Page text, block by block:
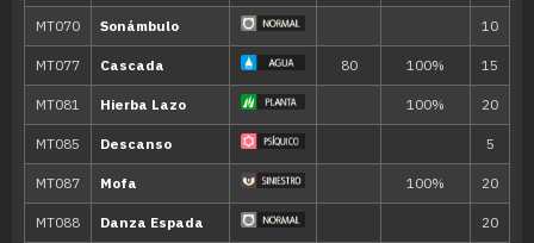
MT184 Onda Vacío 40
MT196 Viraje 60
MT208 Torbellino 35
MT229 Palma Rauda 65